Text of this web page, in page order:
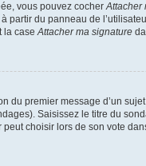
vous pouvez cocherAttacher
partir du panneau de
la caseAttacher ma signature
du premier message d’un
Saisissez le titre du
choisir lors de son vote